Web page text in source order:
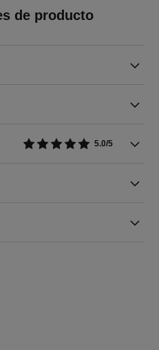
de producto
5.0/5